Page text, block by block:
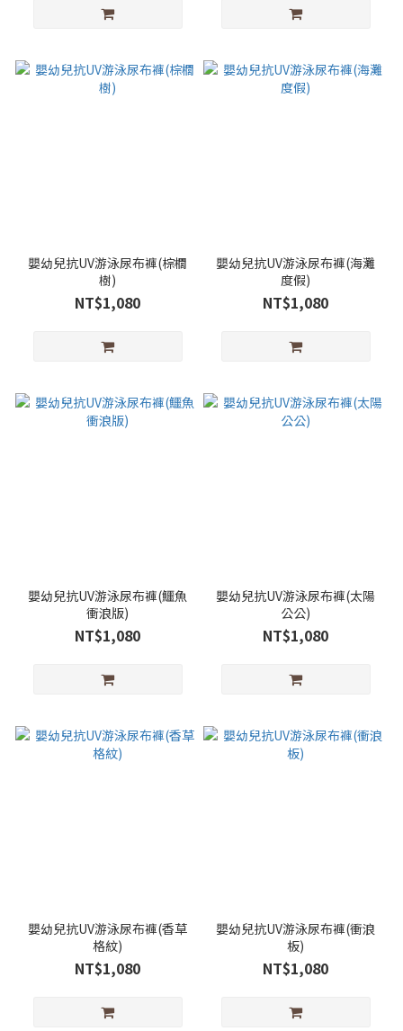
嬰幼兒抗UV游泳尿布褲(棕櫚
樹)
NT$1,080
嬰幼兒抗UV游泳尿布褲(海灘
度假)
NT$1,080
嬰幼兒抗UV游泳尿布褲(鱷魚
衝浪版)
NT$1,080
嬰幼兒抗UV游泳尿布褲(太陽
公公)
NT$1,080
嬰幼兒抗UV游泳尿布褲(香草
格紋)
NT$1,080
嬰幼兒抗UV游泳尿布褲(衝浪
板)
NT$1,080